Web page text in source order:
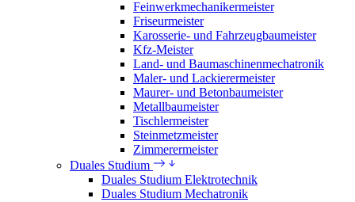
Feinwerkmechanikermeister
Friseurmeister
Karosserie- und Fahrzeugbaumeister
Kfz-Meister
Land- und Baumaschinenmechatronik
Maler- und Lackierermeister
Maurer- und Betonbaumeister
Metallbaumeister
Tischlermeister
Steinmetzmeister
Zimmerermeister
Duales Studium
Duales Studium Elektrotechnik
Duales Studium Mechatronik